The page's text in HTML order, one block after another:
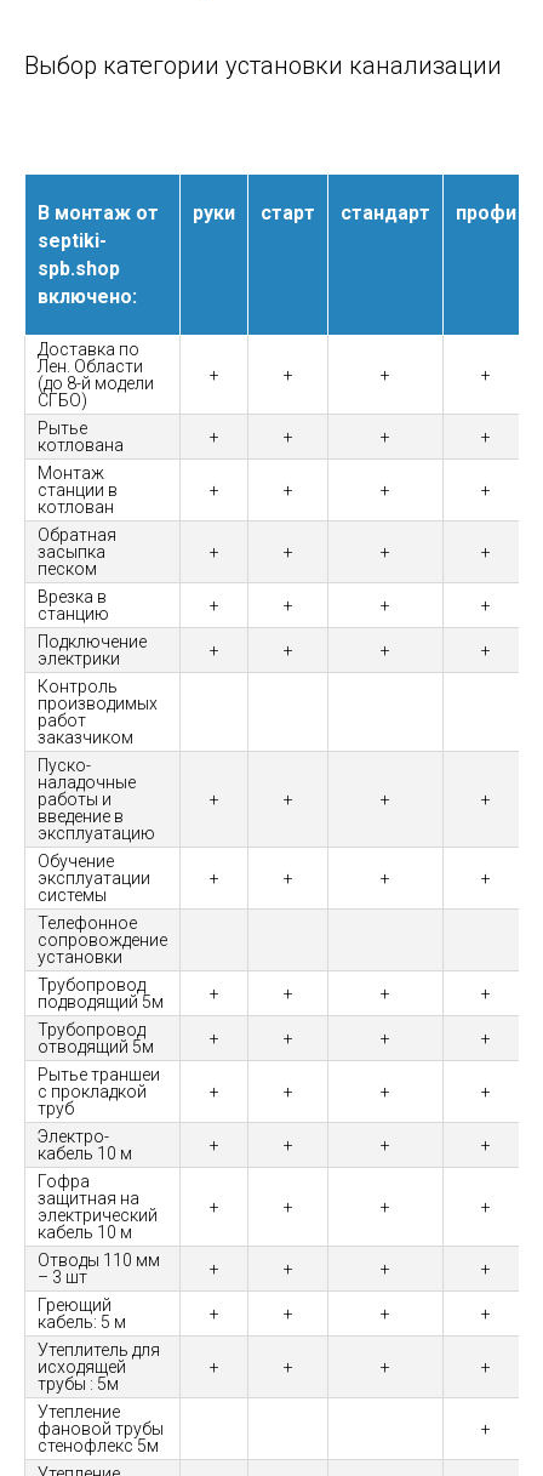
Выбор категории установки канализации
В монтаж от
septiki-
spb.shop
включено:
руки старт стандарт профи
Доставка по
Лен. Области
(до 8-й модели
СГБО)
+ + + +
Рытье
котлована
+ + +
+
Монтаж
станции в
котлован
+ + + +
Обратная
засыпка
песком
+ + + +
Врезка в
станцию
+ + +
+
Подключение
электрики
+ + +
+
Контроль
производимых
работ
заказчиком
Пуско-
наладочные
работы и
введение в
эксплуатацию
+ + + +
Обучение
эксплуатации
системы
+ + + +
Телефонное
сопровождение
установки
Трубопровод
подводящий 5м
+ + +
+
Трубопровод
отводящий 5м
+ + +
+
Рытье траншеи
с прокладкой
труб
+ + + +
Электро-
кабель 10 м
+ + +
+
Гофра
защитная на
электрический
кабель 10 м
+ + + +
Отводы 110 мм
– 3 шт
+ + +
+
Греющий
кабель: 5 м
+ + +
+
Утеплитель для
исходящей
трубы : 5м
+ + + +
Утепление
фановой трубы
стенофлекс 5м
+